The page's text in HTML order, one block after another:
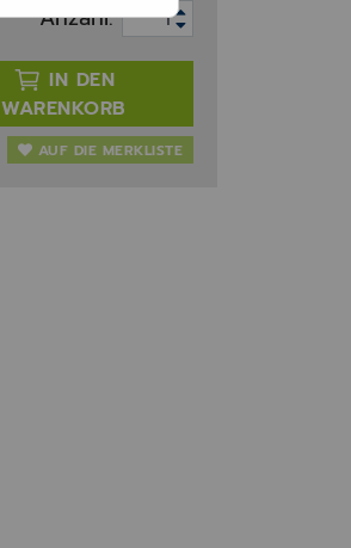
Anzahl:
IN DEN
WARENKORB
AUF DIE MERKLISTE